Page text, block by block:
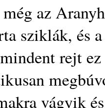
az
sziklák,
rejt
vágyik és